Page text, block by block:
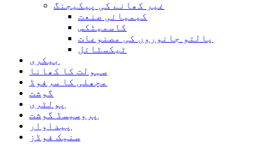
غیر کھانے کی پیکیجنگ
کیمیائی صنعت
کاسمیٹکس
پالتو جانوروں کی مصنوعات
ٹیکسٹائل
بیکری
سہولت کا کھانا
مچھلی کا سرفوڈ
گوشت
پولٹری
پروسیسڈ گوشت
پیداوار
سنیک فوڈز